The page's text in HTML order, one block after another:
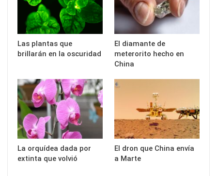
Las plantas que
brillarán en la oscuridad
El diamante de
meterorito hecho en
China
La orquídea dada por
extinta que volvió
El dron que China envía
a Marte